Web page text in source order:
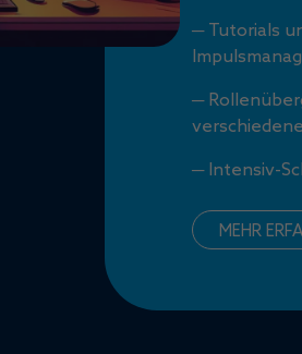
─ Tutorials
─
─ Intensiv-
MEHR